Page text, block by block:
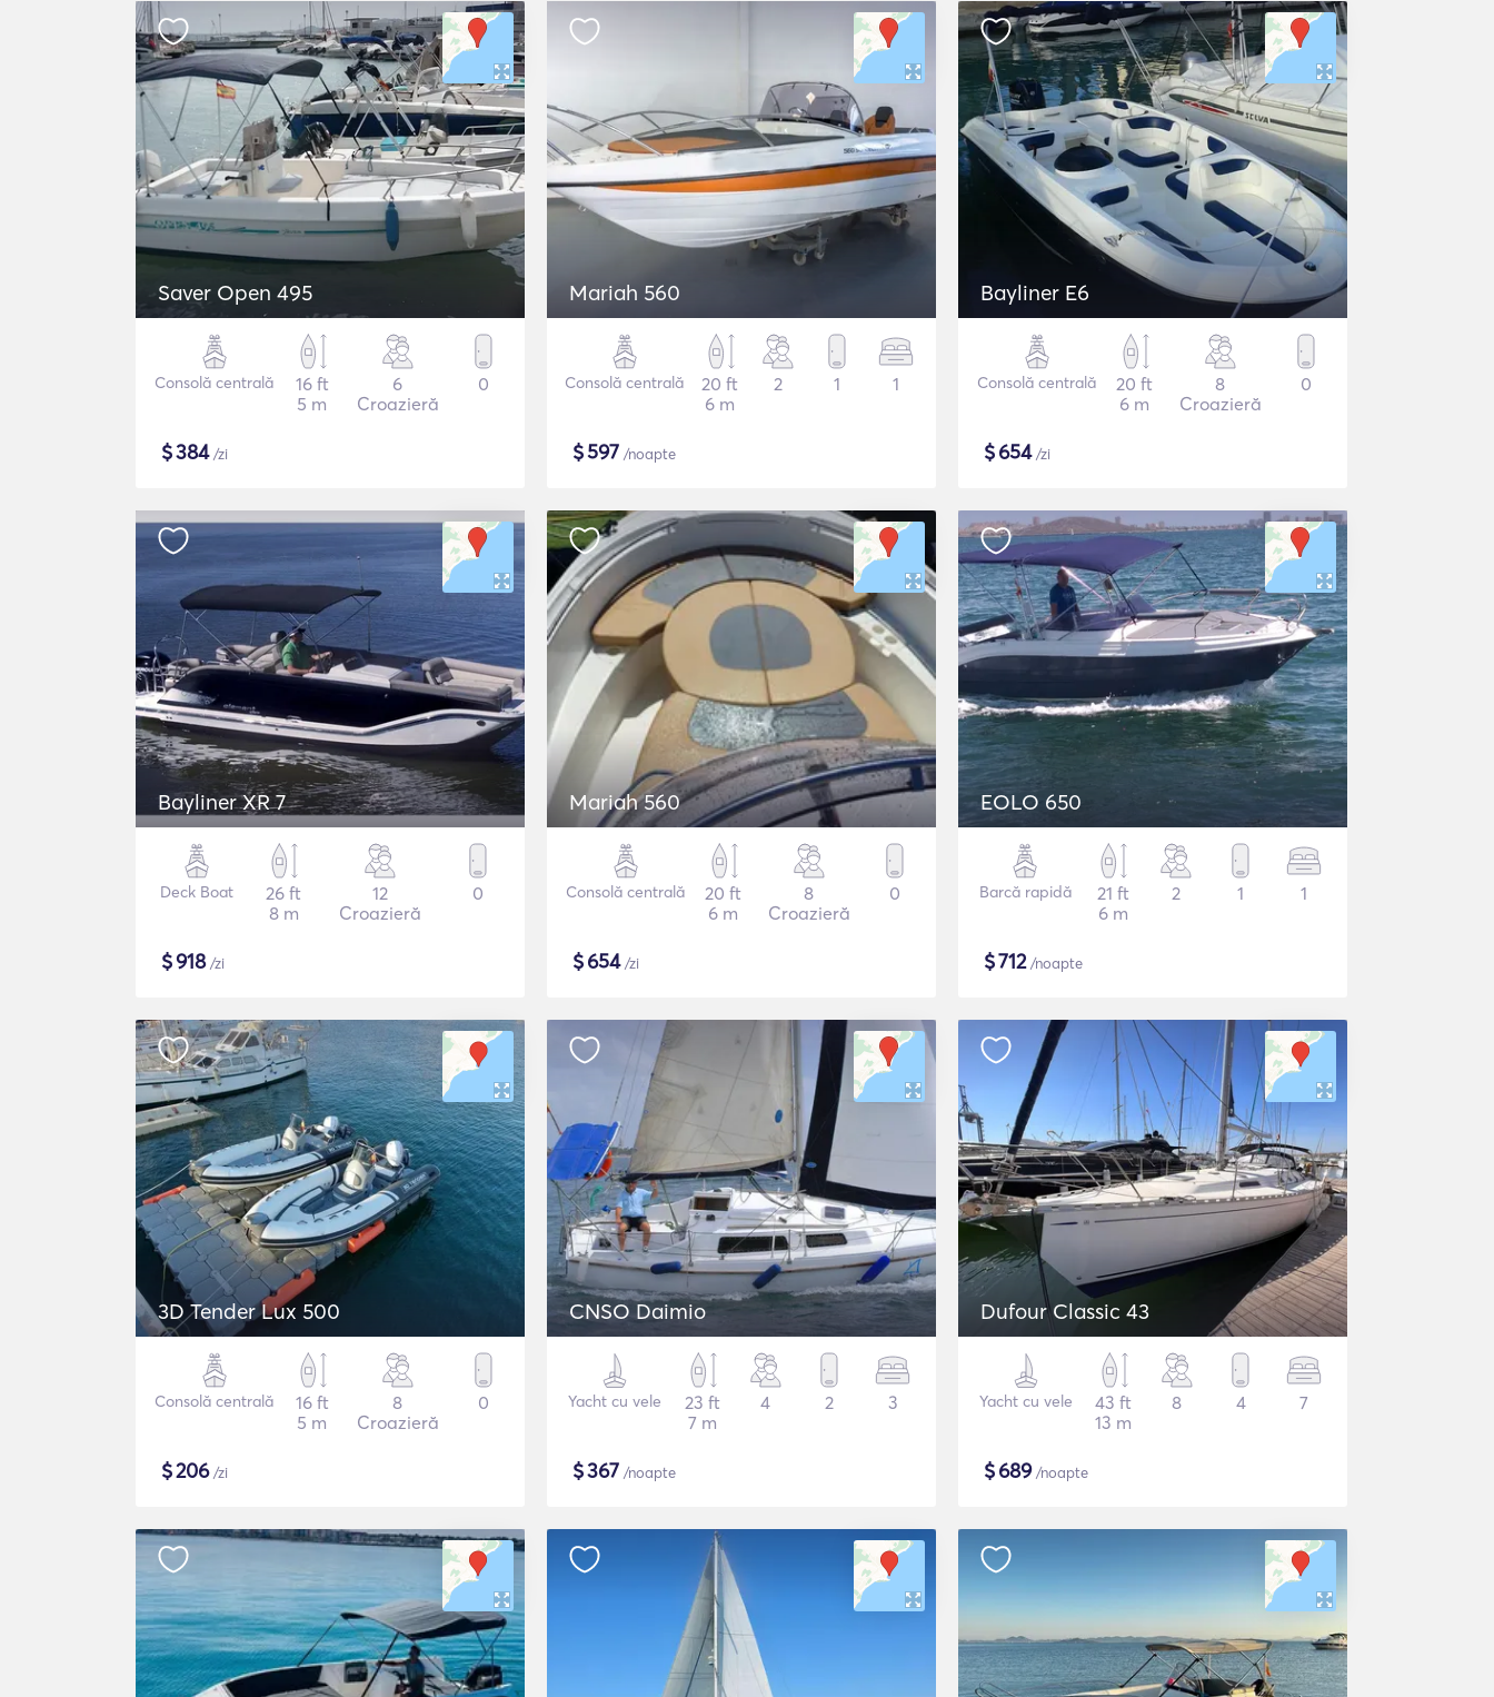
Saver Open 495
Consolă centrală
16 ft
5 m
6
Croazieră
0
$384/zi
Mariah 560
Consolă centrală
20 ft
6 m
2 1 1
$597 /noapte
Bayliner E6
Consolă centrală
20 ft
6 m
8
Croazieră
0
$654/zi
Bayliner XR 7
Deck Boat
26 ft
8 m
12
Croazieră
0
$918/zi
Mariah 560
Consolă centrală
20 ft
6 m
8
Croazieră
0
$654/zi
EOLO 650
Barcă rapidă
21 ft
6 m
2 1 1
$712/noapte
3D Tender Lux 500
Consolă centrală
16 ft
5 m
8
Croazieră
0
$206/zi
CNSO Daimio
Yacht cu vele
23 ft
7 m
4 2 3
$367 /noapte
Dufour Classic 43
Yacht cu vele
43 ft
13 m
8 4 7
$689/noapte